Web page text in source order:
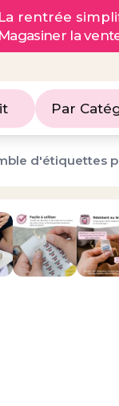
La rentrée
Magasiner la
Par
d'étiquettes